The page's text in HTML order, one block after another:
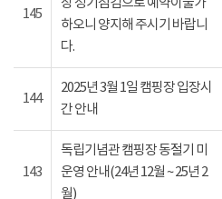
145
하오니 양지해 주시기 바랍니
다.
144
2025년 3월 1일 캠핑장 입장시
간 안내
143
독립기념관 캠핑장 동절기 미
운영 안내(24년 12월 ~ 25년 2
월)